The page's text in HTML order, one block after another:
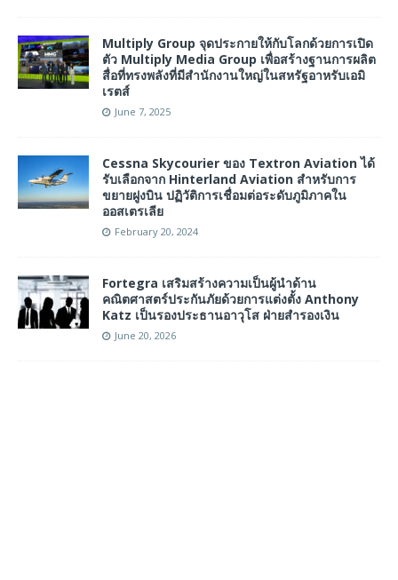
Multiply Group จุดประกายให้กับโลกด้วยการเปิด
ตัว Multiply Media Group เพื่อสร้างฐานการผลิต
สื่อที่ทรงพลังที่มีสำนักงานใหญ่ในสหรัฐอาหรับเอมิ
เรตส์
June 7, 2025
Cessna Skycourier ของ Textron Aviation ได้
รับเลือกจาก Hinterland Aviation สําหรับการ
ขยายฝูงบิน ปฏิวัติการเชื่อมต่อระดับภูมิภาคใน
ออสเตรเลีย
February 20, 2024
Fortegra เสริมสร้างความเป็นผู้นำด้าน
คณิตศาสตร์ประกันภัยด้วยการแต่งตั้ง Anthony
Katz เป็นรองประธานอาวุโส ฝ่ายสำรองเงิน
June 20, 2026